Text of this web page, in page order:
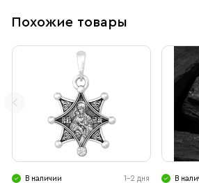
Похожие товары
В наличии 1-2 дня В